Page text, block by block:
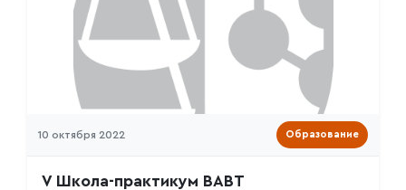
10 октября 2022 Образование
V Школа-практикум ВАВТ